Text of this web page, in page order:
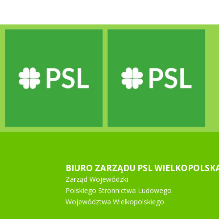
BIURO ZARZĄDU PSL
Zarząd Wojewódzki
Polskiego Stronnictwa Ludowego
Województwa Wielkopolskiego